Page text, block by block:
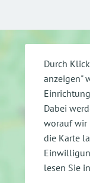
Durch
anzeigen"
Dabei
worauf wir
die Karte
lesen Sie